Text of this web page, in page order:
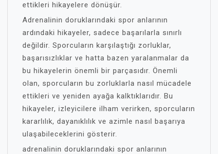
ettikleri hikayelere dönüşür.
Adrenalinin doruklarındaki spor anlarının
ardındaki hikayeler, sadece başarılarla sınırlı
değildir. Sporcuların karşılaştığı zorluklar,
başarısızlıklar ve hatta bazen yaralanmalar da
bu hikayelerin önemli bir parçasıdır. Önemli
olan, sporcuların bu zorluklarla nasıl mücadele
ettikleri ve yeniden ayağa kalktıklarıdır. Bu
hikayeler, izleyicilere ilham verirken, sporcuların
kararlılık, dayanıklılık ve azimle nasıl başarıya
ulaşabileceklerini gösterir.
adrenalinin doruklarındaki spor anlarının